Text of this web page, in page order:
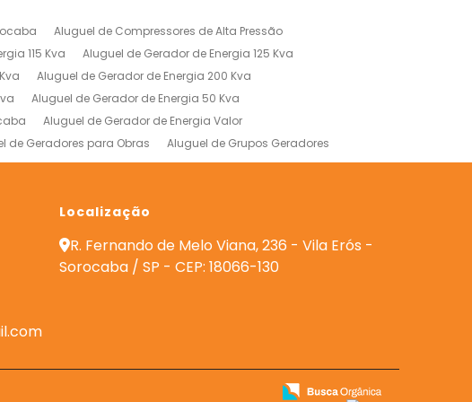
Aluguel de Compressores de Alta Pressão
115 Kva
Aluguel de Gerador de Energia 125 Kva
Aluguel de Gerador de Energia 200 Kva
Aluguel de Gerador de Energia 50 Kva
Aluguel de Gerador de Energia Valor
de Geradores para Obras
Aluguel de Grupos Geradores
de Geradores
Gerador 180 Kva Aluguel
Gerador 150 Kva
Locação de Gerador em Sorocaba
de Geradores de Energia
Localização
R. Fernando de Melo Viana, 236 - Vila Erós -
Sorocaba / SP - CEP: 18066-130